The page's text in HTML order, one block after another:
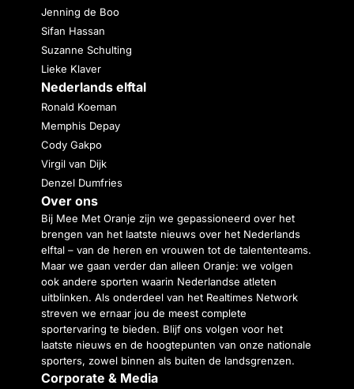
Jenning de Boo
Sifan Hassan
Suzanne Schulting
Lieke Klaver
Nederlands elftal
Ronald Koeman
Memphis Depay
Cody Gakpo
Virgil van Dijk
Denzel Dumfries
Over ons
Bij Mee Met Oranje zijn we gepassioneerd over het
brengen van het laatste nieuws over het Nederlands
elftal – van de heren en vrouwen tot de talententeams.
Maar we gaan verder dan alleen Oranje: we volgen
ook andere sporten waarin Nederlandse atleten
uitblinken. Als onderdeel van het Realtimes Network
streven we ernaar jou de meest complete
sportervaring te bieden. Blijf ons volgen voor het
laatste nieuws en de hoogtepunten van onze nationale
sporters, zowel binnen als buiten de landsgrenzen.
Corporate & Media